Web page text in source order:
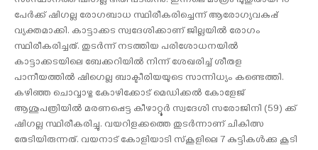
പേര്‍ക്ക് ഷിഗല്ല രോഗബാധ സ്ഥിരീകരിച്ചെന്ന് ആരോഗ്യവകുപ്പ്
വ്യക്തമാക്കി. കാട്ടാക്കട സ്വദേശിക്കാണ് ജില്ലയിൽ രോഗം
സ്ഥിരീകരിച്ചത്. തുടർന്ന് നടത്തിയ പരിശോധനയിൽ
കാട്ടാക്കടയിലെ ബേക്കറിയിൽ നിന്ന് ശേഖരിച്ച് ശീതള
പാനീയത്തിൽ ഷിഗെല്ല ബാക്ടീരിയയുടെ സാന്നിധ്യം കണ്ടെത്തി.
കഴിഞ്ഞ ചൊവ്വാഴ്ച കോഴിക്കോട് മെഡിക്കല്‍ കോളേജ്
ആശുപത്രിയില്‍ മരണപ്പെട്ട കീഴാറ്റൂര്‍ സ്വദേശി സരോജിനി (59) ക്ക്
ഷിഗല്ല സ്ഥിരീകരിച്ചു. വയറിളക്കത്തെ തുടര്‍ന്നാണ് ചികിത്സ
തേടിയിരുന്നത്. വയനാട് കോളിയാടി സ്‌കൂളിലെ 7 കുട്ടികള്‍ക്കു കൂടി